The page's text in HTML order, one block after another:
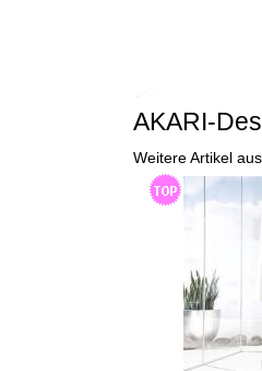
AKARI-
Weitere Artikel